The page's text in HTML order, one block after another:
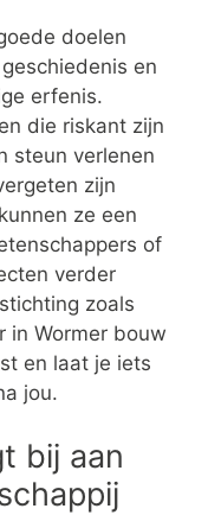
doelen
en
erfenis.
die riskant zijn
steun verlenen
zijn
ze een
of
verder
zoals
in Wormer bouw
en laat je iets
jou.
bij aan